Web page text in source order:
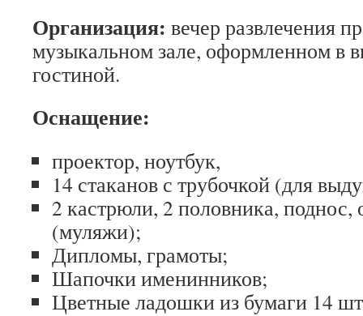
Организация: вечер развлечения
музыкальном зале, оформленном в
гостиной.
Оснащение:
проектор, ноутбук,
14 стаканов с трубочкой (для
2 кастрюли, 2 половника,
(муляжи);
Дипломы, грамоты;
Шапочки именинников;
Цветные ладошки из бумаги 14